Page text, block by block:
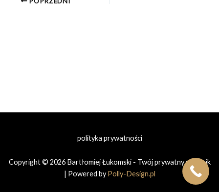
polityka prywatności
Copyright © 2026 Bartłomiej Łukomski - Twój prywatny prawnik
| Powered by Polly-Design.pl